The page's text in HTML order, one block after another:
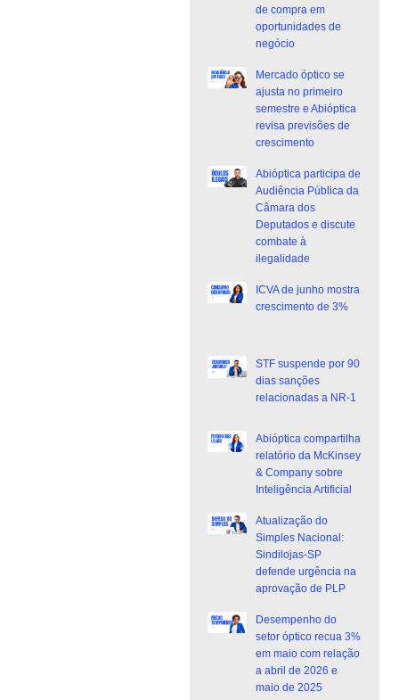
de compra em
oportunidades de
negócio
Mercado óptico se
ajusta no primeiro
semestre e Abióptica
revisa previsões de
crescimento
Abióptica participa de
Audiência Pública da
Câmara dos
Deputados e discute
combate à
ilegalidade
ICVA de junho mostra
crescimento de 3%
STF suspende por 90
dias sanções
relacionadas a NR-1
Abióptica compartilha
relatório da McKinsey
& Company sobre
Inteligência Artificial
Atualização do
Simples Nacional:
Sindilojas-SP
defende urgência na
aprovação de PLP
Desempenho do
setor óptico recua 3%
em maio com relação
a abril de 2026 e
maio de 2025